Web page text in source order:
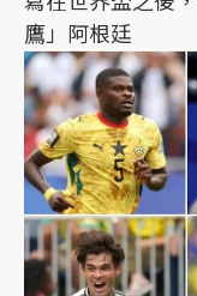
鷹」阿根廷